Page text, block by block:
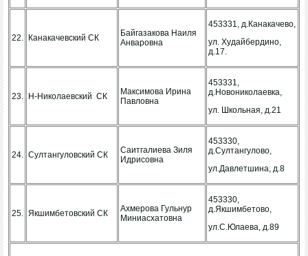
22. Канакачевский СК
Байгазакова Наиля
Анваровна
453331, д.Канакачево,
ул. Худайбердино,
д.17.
23. Н-Николаевский СК
Максимова Ирина
Павловна
453331,
д.Новониколаевка,
ул. Школьная, д.21
24. Султангуловский СК
Саитгалиева Зиля
Идрисовна
453330,
д.Султангулово,
ул.Давлетшина, д.8
25. Якшимбетовский СК
Ахмерова Гульнур
Миниасхатовна
453330,
д.Якшимбетово,
ул.С.Юлаева, д.89